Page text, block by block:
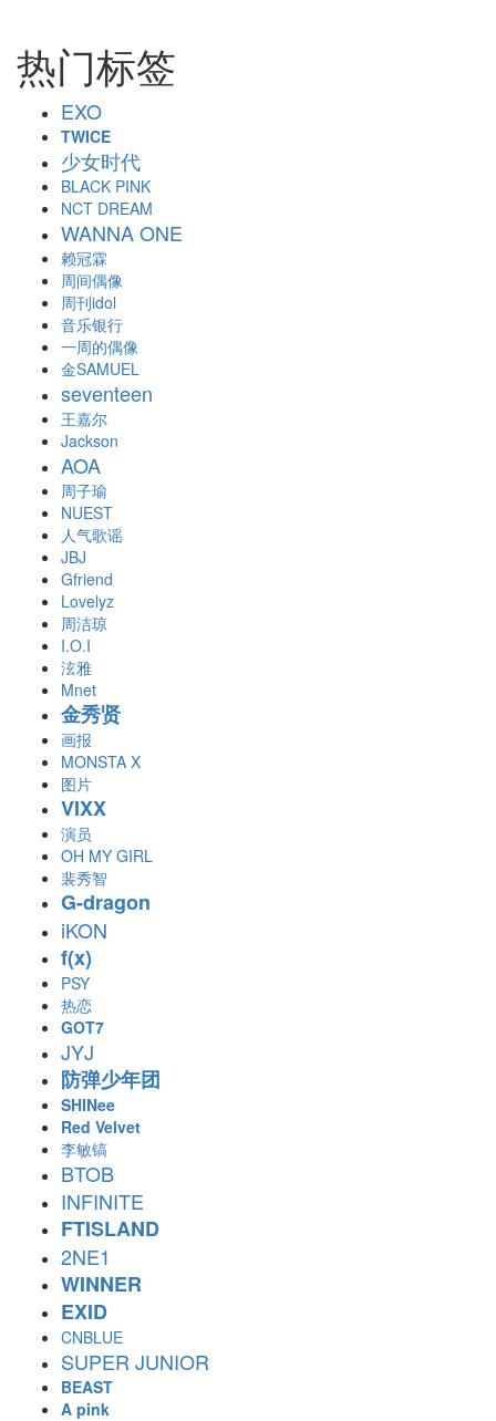
热门标签
EXO
TWICE
少女时代
BLACK PINK
NCT DREAM
WANNA ONE
赖冠霖
周间偶像
周刊idol
音乐银行
一周的偶像
金SAMUEL
seventeen
王嘉尔
Jackson
AOA
周子瑜
NUEST
人气歌谣
JBJ
Gfriend
Lovelyz
周洁琼
I.O.I
泫雅
Mnet
金秀贤
画报
MONSTA X
图片
VIXX
演员
OH MY GIRL
裴秀智
G-dragon
iKON
f(x)
PSY
热恋
GOT7
JYJ
防弹少年团
SHINee
Red Velvet
李敏镐
BTOB
INFINITE
FTISLAND
2NE1
WINNER
EXID
CNBLUE
SUPER JUNIOR
BEAST
A pink